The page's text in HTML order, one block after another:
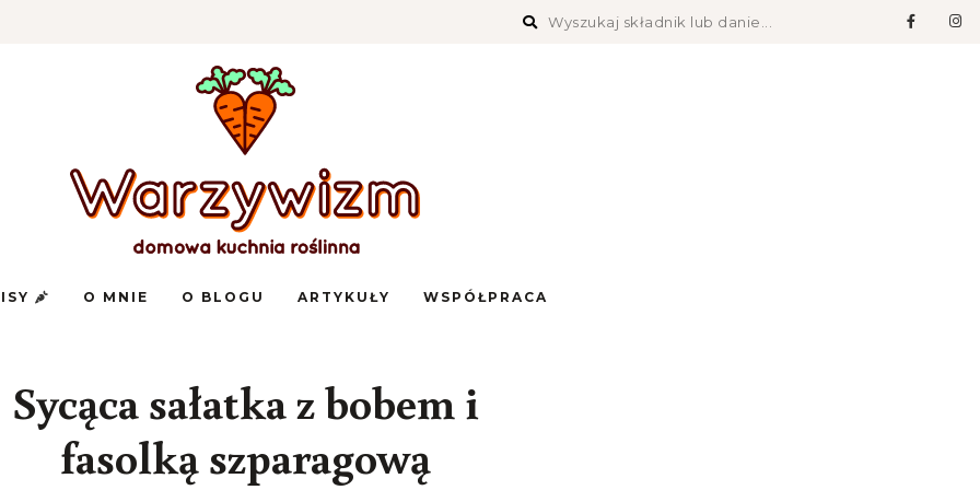
Warzywizm
kuchnia
roślinna
O MNIE O BLOGU ARTYKUŁY WSPÓŁPRACA
Sycąca sałatka z bobem i
fasolką szparagową